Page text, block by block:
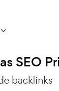
SEO
backlinks